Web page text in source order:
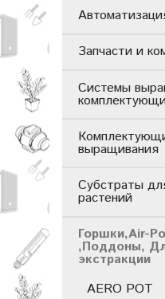
Запчасти и
Системы
выращивания
Субстраты
растений
Горшки,Air-
,Поддоны,
экстракции
AERO POT